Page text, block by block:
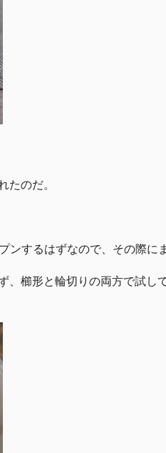
たのだ。
するはずなので、その際に
櫛形と輪切りの両方で試し